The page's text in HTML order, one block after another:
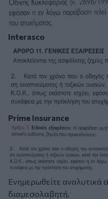
Interasco
Prime Insurance
Ενημερωθείτε
διαμεσολαβητή.